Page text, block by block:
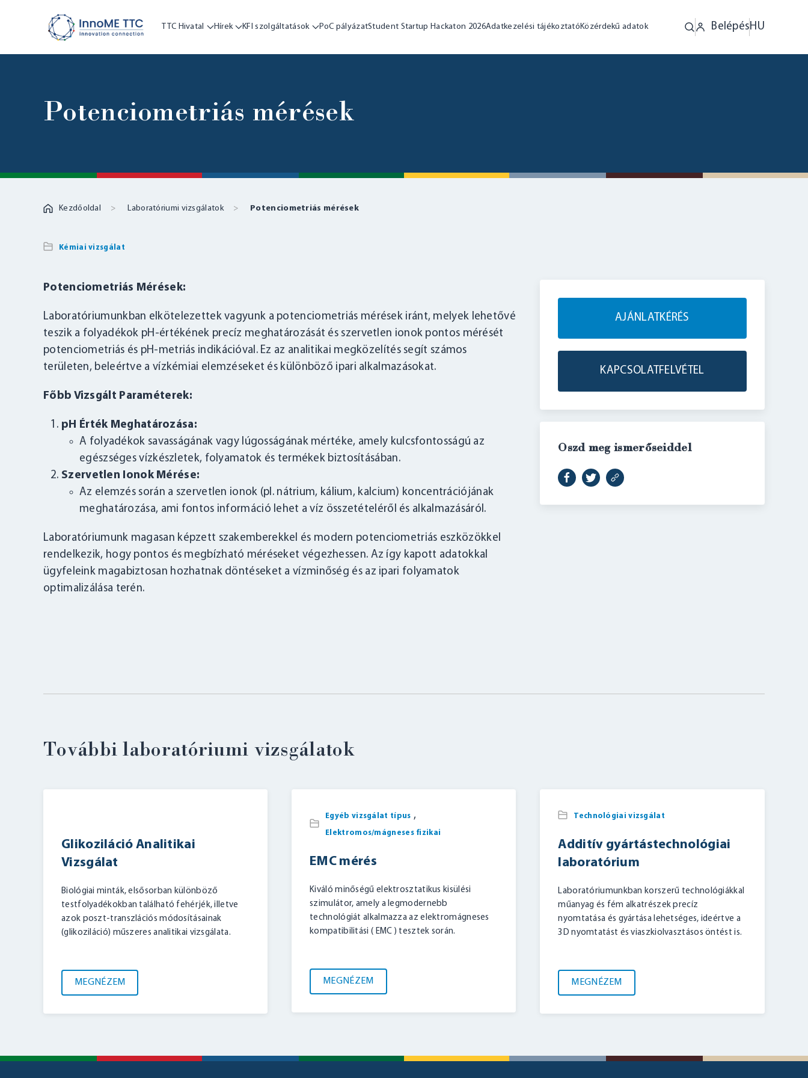
TTC Hivatal Hírek KFI szolgáltatások PoC pályázatStudent Startup Hackaton 2026Adatkezelési tájékoztatóKözérdekű adatok BelépésHU
Potenciometriás mérések
Kezdőoldal Laboratóriumi vizsgálatok Potenciometriás mérések
Kémiai vizsgálat
Potenciometriás Mérések:
Laboratóriumunkban elkötelezettek vagyunk a potenciometriás mérések iránt, melyek lehetővé
teszik a folyadékok pH-értékének precíz meghatározását és szervetlen ionok pontos mérését
potenciometriás és pH-metriás indikációval. Ez az analitikai megközelítés segít számos
területen, beleértve a vízkémiai elemzéseket és különböző ipari alkalmazásokat.
Főbb Vizsgált Paraméterek:
pH Érték Meghatározása:
A folyadékok savasságának vagy lúgosságának mértéke, amely kulcsfontosságú az
egészséges vízkészletek, folyamatok és termékek biztosításában.
Szervetlen Ionok Mérése:
Az elemzés során a szervetlen ionok (pl. nátrium, kálium, kalcium) koncentrációjának
meghatározása, ami fontos információ lehet a víz összetételéről és alkalmazásáról.
Laboratóriumunk magasan képzett szakemberekkel és modern potenciometriás eszközökkel
rendelkezik, hogy pontos és megbízható méréseket végezhessen. Az így kapott adatokkal
ügyfeleink magabiztosan hozhatnak döntéseket a vízminőség és az ipari folyamatok
optimalizálása terén.
AJÁNLATKÉRÉS
KAPCSOLATFELVÉTEL
Oszd meg ismerőseiddel
További laboratóriumi vizsgálatok
Glikoziláció Analitikai
Vizsgálat
Biológiai minták, elsősorban különböző
testfolyadékokban található fehérjék, illetve
azok poszt-transzlációs módosításainak
(glikoziláció) műszeres analitikai vizsgálata.
MEGNÉZEM
Egyéb vizsgálat típus ,
Elektromos/mágneses fizikai
EMC mérés
Kiváló minőségű elektrosztatikus kisülési
szimulátor, amely a legmodernebb
technológiát alkalmazza az elektromágneses
kompatibilitási ( EMC ) tesztek során.
MEGNÉZEM
Technológiai vizsgálat
Additív gyártástechnológiai
laboratórium
Laboratóriumunkban korszerű technológiákkal
műanyag és fém alkatrészek precíz
nyomtatása és gyártása lehetséges, ideértve a
3D nyomtatást és viaszkiolvasztásos öntést is.
MEGNÉZEM